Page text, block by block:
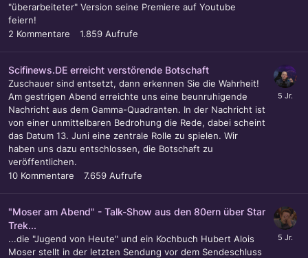
"überarbeiteter" Version seine Premiere auf Youtube
feiern!
2 Kommentare 1.859 Aufrufe
Scifinews.DE erreicht verstörende Botschaft
Zuschauer sind entsetzt, dann erkennen Sie die Wahrheit!
Am gestrigen Abend erreichte uns eine beunruhigende
Nachricht aus dem Gamma-Quadranten. In der Nachricht ist
von einer unmittelbaren Bedrohung die Rede, dabei scheint
das Datum 13. Juni eine zentrale Rolle zu spielen. Wir
haben uns dazu entschlossen, die Botschaft zu
veröffentlichen.
10 Kommentare 7.659 Aufrufe
"Moser am Abend" - Talk-Show aus den 80ern über Star
Trek...
...die "Jugend von Heute" und ein Kochbuch Hubert Alois
Moser stellt in der letzten Sendung vor dem Sendeschluss